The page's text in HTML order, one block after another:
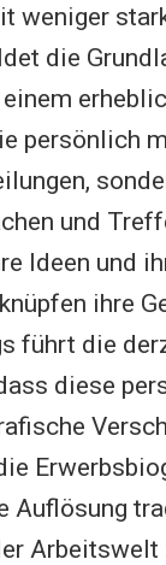
weniger
die
persönlich
und
Ideen und
ihre
führt die
diese
Auflösung